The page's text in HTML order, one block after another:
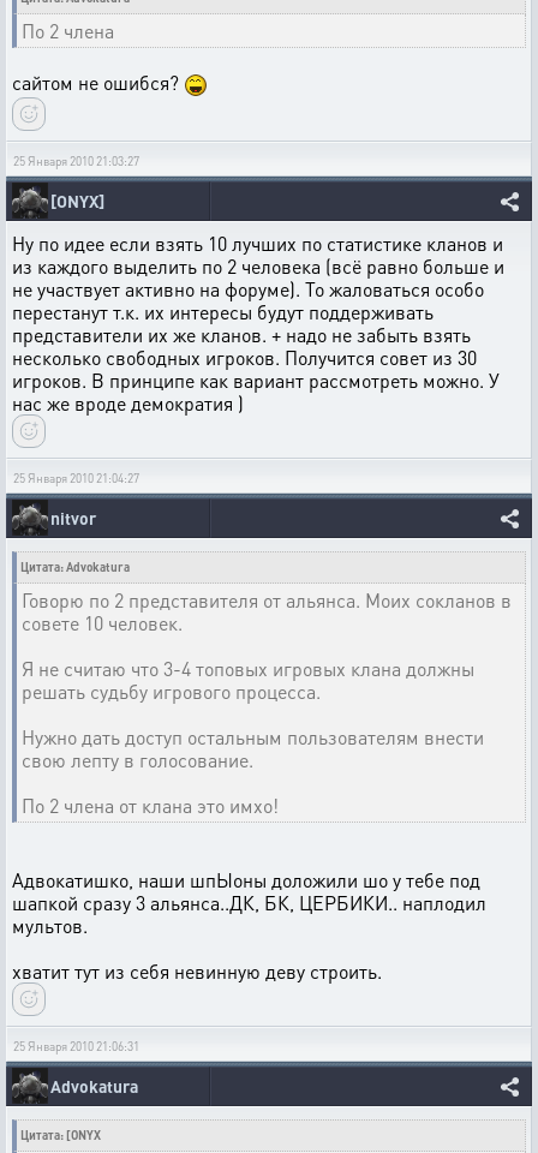
По 2 члена
сайтом не ошибся?
25 Января 2010 21:03:27
[ONYX]
Ну по идее если взять 10 лучших по статистике кланов и
из каждого выделить по 2 человека (всё равно больше и
не участвует активно на форуме). То жаловаться особо
перестанут т.к. их интересы будут поддерживать
представители их же кланов. + надо не забыть взять
несколько свободных игроков. Получится совет из 30
игроков. В принципе как вариант рассмотреть можно. У
нас же вроде демократия )
25 Января 2010 21:04:27
nitvor
Цитата: Advokatura
Говорю по 2 представителя от альянса. Моих сокланов в
совете 10 человек.
Я не считаю что 3-4 топовых игровых клана должны
решать судьбу игрового процесса.
Нужно дать доступ остальным пользователям внести
свою лепту в голосование.
По 2 члена от клана это имхо!
Адвокатишко, наши шпЫоны доложили шо у тебе под
шапкой сразу 3 альянса..ДК, БК, ЦЕРБИКИ.. наплодил
мультов.
хватит тут из себя невинную деву строить.
25 Января 2010 21:06:31
Advokatura
Цитата: [ONYX